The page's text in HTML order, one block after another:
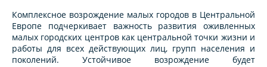
Комплексное возрождение малых городов в Центральной
Европе подчеркивает важность развития оживленных
малых городских центров как центральной точки жизни и
работы для всех действующих лиц, групп населения и
поколений. Устойчивое возрождение будет